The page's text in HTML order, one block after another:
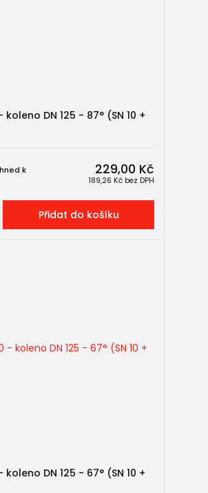
koleno DN 125 - 87° (SN 10 +
229,00 Kč
189,26 Kč bez DPH
k
Přidat do košíku
koleno DN 125 - 67° (SN 10 +